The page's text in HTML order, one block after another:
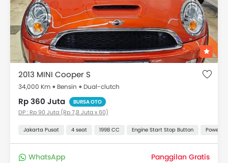
2013 MINI Cooper S
34,000 Km Bensin Dual-clutch
Rp 360 Juta BURSA OTO
DP : Rp 90 Juta (Rp 7,8 Juta x 60)
Jakarta Pusat 4 seat 1998 CC Engine Start Stop Button Power
WhatsApp Panggilan Gratis